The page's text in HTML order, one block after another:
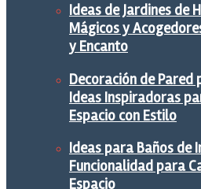
Ideas de Jardines de
Mágicos y
y Encanto
Decoración de Pared
Ideas Inspiradoras
Espacio con Estilo
Ideas para Baños de
Funcionalidad para
Espacio